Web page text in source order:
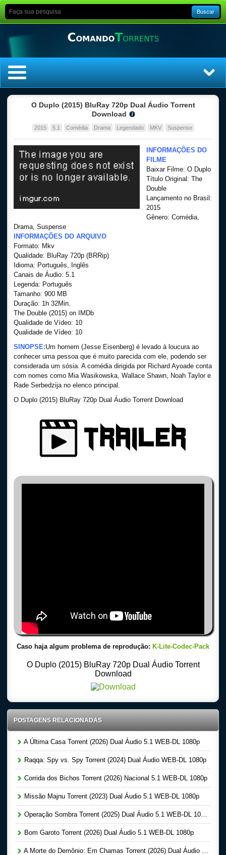
Buscar
Top Séries
Filmes
O Duplo (2015) BluRay 720p Dual Áudio Torrent
Download
2015 5.1 Comédia Drama Legendado MKV Suspense
INFORMAÇÕES DO
FILME
Baixar Filme: O Duplo
Título Original: The
Double
Lançamento no Brasil:
2015
Gênero: Comédia,
Drama, Suspense
INFORMAÇÕES DO ARQUIVO
Formato: Mkv
Qualidade: BluRay 720p (BRRip)
Idioma: Português, Inglês
Canais de Áudio: 5.1
Legenda: Português
Tamanho: 900 MB
Duração: 1h 32Min.
The Double (2015) on IMDb
Qualidade de Vídeo: 10
Qualidade de Vídeo: 10
SINOPSE:Um homem (Jesse Eisenberg) é levado à loucura ao
conhecer uma pessoa que é muito parecida com ele, podendo ser
considerada um sósia. A comédia dirigida por Richard Ayoade conta
com nomes como Mia Wasikowska, Wallace Shawn, Noah Taylor e
Rade Serbedzija no elenco principal.
O Duplo (2015) BluRay 720p Dual Áudio Torrent Download
Caso haja algum problema de reprodução: K-Lite-Codec-Pack
O Duplo (2015) BluRay 720p Dual Áudio Torrent
Download
POSTAGENS RELACIONADAS
A Última Casa Torrent (2026) Dual Áudio 5.1 WEB-DL 1080p
Raqqa: Spy vs. Spy Torrent (2024) Dual Áudio WEB-DL 1080p
Corrida dos Bichos Torrent (2026) Nacional 5.1 WEB-DL 1080p
Missão Majnu Torrent (2023) Dual Áudio 5.1 WEB-DL 1080p
Operação Sombra Torrent (2025) Dual Áudio 5.1 WEB-DL 1080p
Bom Garoto Torrent (2026) Dual Áudio 5.1 WEB-DL 1080p
A Morte do Demônio: Em Chamas Torrent (2026) Dual Áudio WEB-DL 720p | 1080p